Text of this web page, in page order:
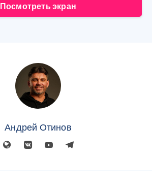
Посмотреть экран
Андрей Отинов